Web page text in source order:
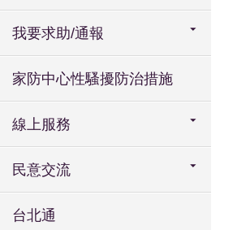
我要求助/通報
家防中心性騷擾防治措施
線上服務
民意交流
台北通